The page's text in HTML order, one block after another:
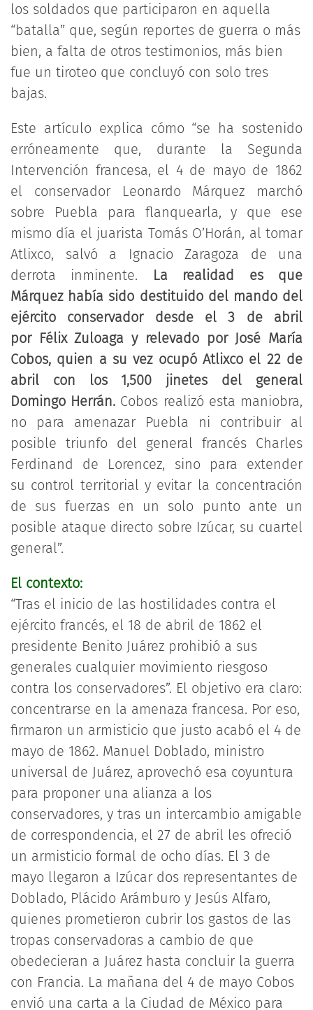
los soldados que participaron en aquella
“batalla” que, según reportes de guerra o más
bien, a falta de otros testimonios, más bien
fue un tiroteo que concluyó con solo tres
bajas.
Este artículo explica cómo “se ha sostenido
erróneamente que, durante la Segunda
Intervención francesa, el 4 de mayo de 1862
el conservador Leonardo Márquez marchó
sobre Puebla para flanquearla, y que ese
mismo día el juarista Tomás O’Horán, al tomar
Atlixco, salvó a Ignacio Zaragoza de una
derrota inminente. La realidad es que
Márquez había sido destituido del mando del
ejército conservador desde el 3 de abril
por Félix Zuloaga y relevado por José María
Cobos, quien a su vez ocupó Atlixco el 22 de
abril con los 1,500 jinetes del general
Domingo Herrán. Cobos realizó esta maniobra,
no para amenazar Puebla ni contribuir al
posible triunfo del general francés Charles
Ferdinand de Lorencez, sino para extender
su control territorial y evitar la concentración
de sus fuerzas en un solo punto ante un
posible ataque directo sobre Izúcar, su cuartel
general”.
El contexto:
“Tras el inicio de las hostilidades contra el
ejército francés, el 18 de abril de 1862 el
presidente Benito Juárez prohibió a sus
generales cualquier movimiento riesgoso
contra los conservadores”. El objetivo era claro:
concentrarse en la amenaza francesa. Por eso,
firmaron un armisticio que justo acabó el 4 de
mayo de 1862. Manuel Doblado, ministro
universal de Juárez, aprovechó esa coyuntura
para proponer una alianza a los
conservadores, y tras un intercambio amigable
de correspondencia, el 27 de abril les ofreció
un armisticio formal de ocho días. El 3 de
mayo llegaron a Izúcar dos representantes de
Doblado, Plácido Arámburo y Jesús Alfaro,
quienes prometieron cubrir los gastos de las
tropas conservadoras a cambio de que
obedecieran a Juárez hasta concluir la guerra
con Francia. La mañana del 4 de mayo Cobos
envió una carta a la Ciudad de México para